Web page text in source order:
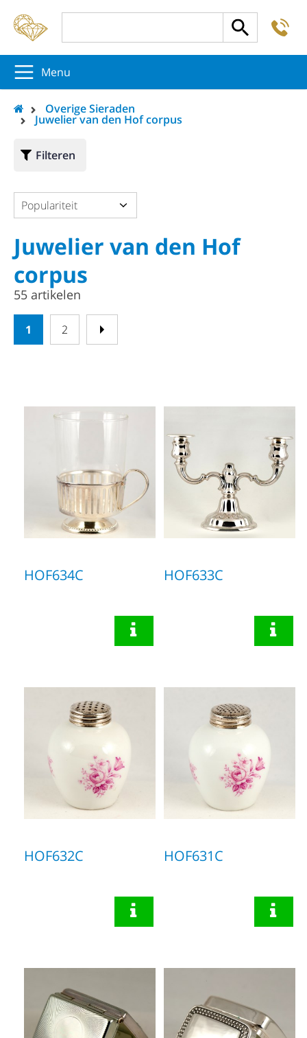
Menu
Overige Sieraden
Juwelier van den Hof corpus
Filteren
Populariteit
Juwelier van den Hof
corpus
55 artikelen
1 2
HOF634C HOF633C
HOF632C HOF631C